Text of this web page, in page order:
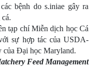
bệnh do s.iniae gây ra
tạp chí Miễn dịch học Cá
sự hợp tác của USDA-
của Đại học Maryland.
Feed Management